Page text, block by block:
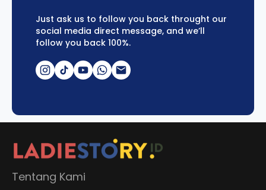
Just ask us to follow you back throught our
social media direct message, and we’ll
follow you back 100%.
Tentang Kami